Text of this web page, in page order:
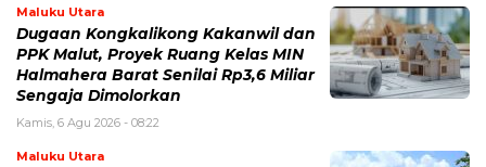
Maluku Utara
Dugaan Kongkalikong Kakanwil dan
PPK Malut, Proyek Ruang Kelas MIN
Halmahera Barat Senilai Rp3,6 Miliar
Sengaja Dimolorkan
Kamis, 6 Agu 2026 - 08:22
Maluku Utara